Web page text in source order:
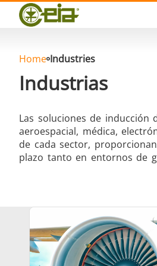
Calidad
Eventos
FAQ
Soldadura dura
Soldadura de
Home Industries
Industrias
Las soluciones de inducción
aeroespacial, médica,
de cada sector,
plazo tanto en entornos de